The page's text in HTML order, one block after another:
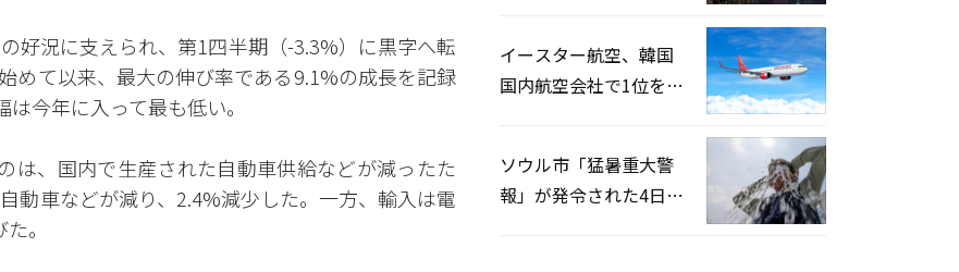
好況に支えられ、第1四半期（-3.3%）に黒字へ転
めて以来、最大の伸び率である9.1%の成長を記録
今年に入って最も低い。
は、国内で生産された自動車供給などが減ったた
動車などが減り、2.4%減少した。一方、輸入は電
。
イースター航空、韓国
国内航空会社で1位を記
ソウル市「猛暑重大警
報」が発令された4日、